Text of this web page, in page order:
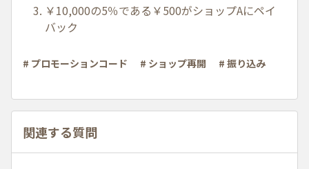
￥10,000の5％である￥500がショップAにペイ
バック
# プロモーションコード # ショップ再開 # 振り込み
関連する質問